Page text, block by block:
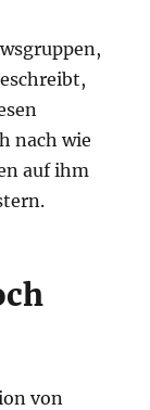
nach wie
auf ihm
von